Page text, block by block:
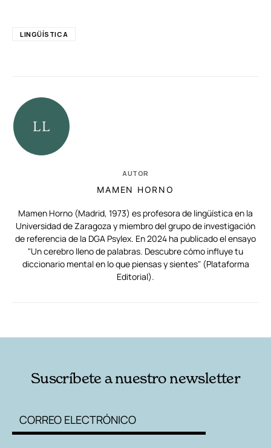
LINGÜÍSTICA
AUTOR
MAMEN HORNO
Mamen Horno (Madrid, 1973) es profesora de lingüística en la
Universidad de Zaragoza y miembro del grupo de investigación
de referencia de la DGA Psylex. En 2024 ha publicado el ensayo
"Un cerebro lleno de palabras. Descubre cómo influye tu
diccionario mental en lo que piensas y sientes" (Plataforma
Editorial).
Suscríbete a nuestro newsletter